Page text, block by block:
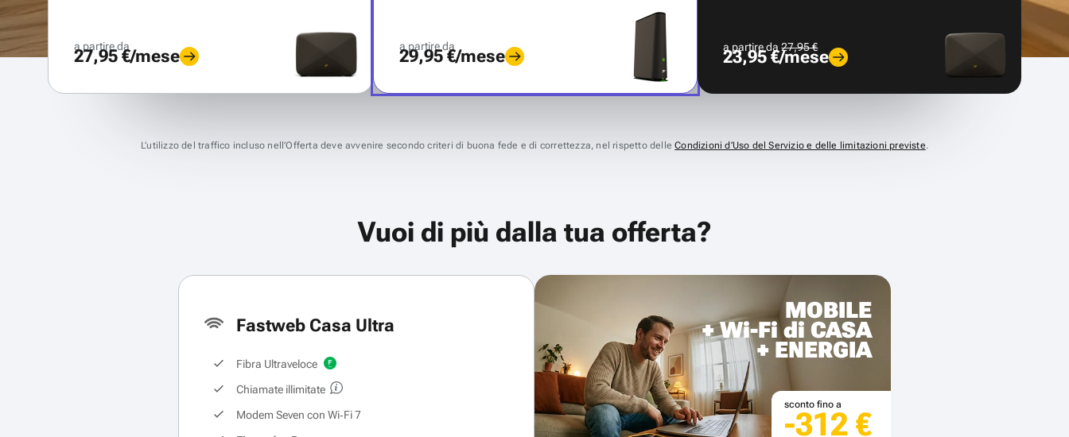
a partire da
27,95 €/mese a partire da
29,95 €/mese a partire da27,95 €
23,95 €/mese
L’utilizzo del traffico incluso nell’Offerta deve avvenire secondo criteri di buona fede e di correttezza, nel rispetto delleCondizioni d’Uso del Servizio e delle limitazioni previste.
Vuoi di più dalla tua offerta?
Fastweb Casa Ultra
Fibra Ultraveloce
Chiamate illimitate
Modem Seven con Wi‑Fi 7
MOBILE
+ Wi-Fi di CASA
+ ENERGIA
sconto fino a
-312 €